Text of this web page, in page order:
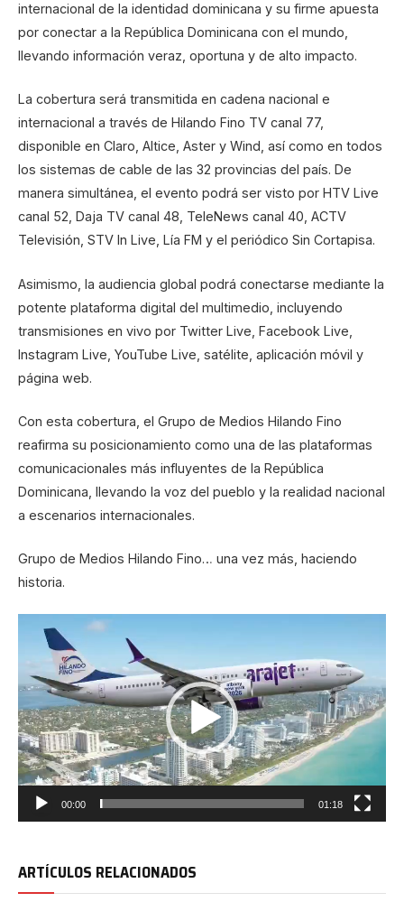
internacional de la identidad dominicana y su firme apuesta
por conectar a la República Dominicana con el mundo,
llevando información veraz, oportuna y de alto impacto.
La cobertura será transmitida en cadena nacional e
internacional a través de Hilando Fino TV canal 77,
disponible en Claro, Altice, Aster y Wind, así como en todos
los sistemas de cable de las 32 provincias del país. De
manera simultánea, el evento podrá ser visto por HTV Live
canal 52, Daja TV canal 48, TeleNews canal 40, ACTV
Televisión, STV In Live, Lía FM y el periódico Sin Cortapisa.
Asimismo, la audiencia global podrá conectarse mediante la
potente plataforma digital del multimedio, incluyendo
transmisiones en vivo por Twitter Live, Facebook Live,
Instagram Live, YouTube Live, satélite, aplicación móvil y
página web.
Con esta cobertura, el Grupo de Medios Hilando Fino
reafirma su posicionamiento como una de las plataformas
comunicacionales más influyentes de la República
Dominicana, llevando la voz del pueblo y la realidad nacional
a escenarios internacionales.
Grupo de Medios Hilando Fino… una vez más, haciendo
historia.
Reproductor
00:00 01:18
ARTÍCULOS RELACIONADOS